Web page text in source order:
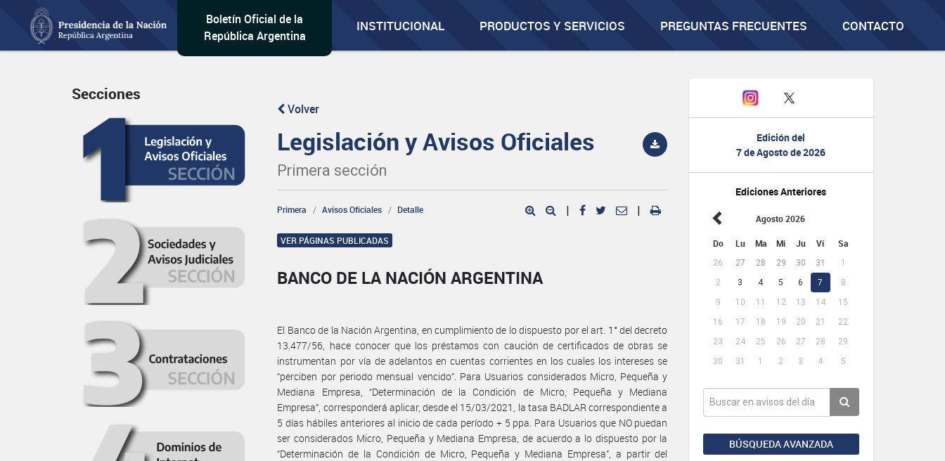
Boletín Oficial de la
República Argentina
INSTITUCIONAL PRODUCTOS Y SERVICIOS PREGUNTAS FRECUENTES CONTACTO
Edición del
7 de Agosto de 2026
Ediciones Anteriores
Agosto 2026
Do Lu Ma Mi Ju Vi Sa
26 27 28 29 30 31
1
2
3 4 5 6 7
8
9
10 11 12 13 14
15
16
17 18 19 20 21
22
23
24 25 26 27 28
29
30
31 1 2 3 4 5
BÚSQUEDA AVANZADA
Secciones
Volver
Legislación y Avisos Oficiales
Primera sección
Primera Avisos Oficiales Detalle | |
VER PÁGINAS PUBLICADAS
BANCO DE LA NACIÓN ARGENTINA
El Banco de la Nación Argentina, en cumplimiento de lo dispuesto por el art. 1° del decreto
13.477/56, hace conocer que los préstamos con caución de certificados de obras se
instrumentan por vía de adelantos en cuentas corrientes en los cuales los intereses se
“perciben por periodo mensual vencido”. Para Usuarios considerados Micro, Pequeña y
Mediana Empresa, “Determinación de la Condición de Micro, Pequeña y Mediana
Empresa”, corresponderá aplicar, desde el 15/03/2021, la tasa BADLAR correspondiente a
5 días hábiles anteriores al inicio de cada período + 5 ppa. Para Usuarios que NO puedan
ser considerados Micro, Pequeña y Mediana Empresa, de acuerdo a lo dispuesto por la
“Determinación de la Condición de Micro, Pequeña y Mediana Empresa”, a partir del